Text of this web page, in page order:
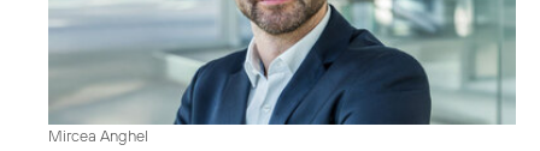
Mircea Anghel